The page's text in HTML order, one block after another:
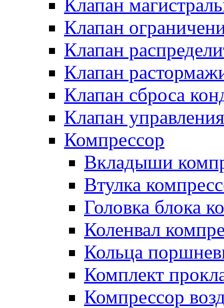
Клапан
Клапан
Клапан
Клапан
Клапан сброса
Клапан управления
Компрессор
Вкладыши
Втулка
Головка блока
Коленвал
Кольца
Комплект
Компрессор